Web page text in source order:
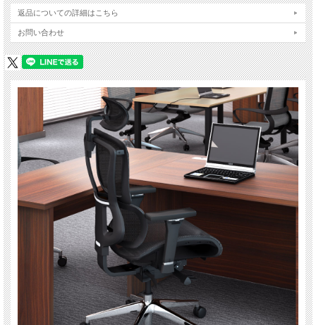
返品についての詳細はこちら
お問い合わせ